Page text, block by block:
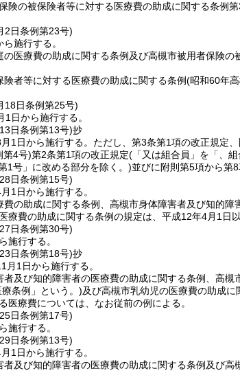
険の被保険者等に対する医療費の助成に関する条例
2日条例第23号)
施行する。
の医療費の助成に関する条例及び高槻市被用者保険
者等に対する医療費の助成に関する条例(昭和60年
18日条例第25号)
日から施行する。
日条例第13号)抄
1日から施行する。 ただし、第3条第1項の改正規定
第4号)第2条第1項の改正規定(「又は組合員」を「、
1号」に改める部分を除く。)並びに附則第5項から第
日条例第15号)
1日から施行する。
の助成に関する条例、高槻市身体障害者及び知的
療費の助成に関する条例の規定は、平成12年4月1日
日条例第30号)
施行する。
日条例第18号)抄
月1日から施行する。
及び知的障害者の医療費の助成に関する条例、高
条例」という。)及び高槻市乳幼児の医療費の助成
医療費については、なお従前の例による。
日条例第17号)
施行する。
日条例第13号)
1日から施行する。
及び知的障害者の医療費の助成に関する条例及び